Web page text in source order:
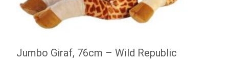
Jumbo Giraf, 76cm – Wild Republic